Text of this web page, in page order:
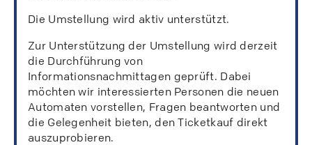
Die Umstellung wird aktiv unterstützt.
Zur Unterstützung der Umstellung wird derzeit
die Durchführung von
Informationsnachmittagen geprüft. Dabei
möchten wir interessierten Personen die neuen
Automaten vorstellen, Fragen beantworten und
die Gelegenheit bieten, den Ticketkauf direkt
auszuprobieren.